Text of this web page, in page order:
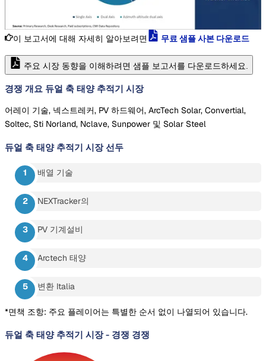
이 보고서에 대해 자세히 알아보려면 무료 샘플 사본 다운로드
주요 시장 동향을 이해하려면 샘플 보고서를 다운로드하세요.
경쟁 개요 듀얼 축 태양 추적기 시장
어레이 기술, 넥스트레커, PV 하드웨어, ArcTech Solar, Convertial,
Soltec, Sti Norland, Nclave, Sunpower 및 Solar Steel
듀얼 축 태양 추적기 시장 선두
배열 기술
NEXTracker의
PV 기계설비
Arctech 태양
변환 Italia
*면책 조항: 주요 플레이어는 특별한 순서 없이 나열되어 있습니다.
듀얼 축 태양 추적기 시장- 경쟁 경쟁